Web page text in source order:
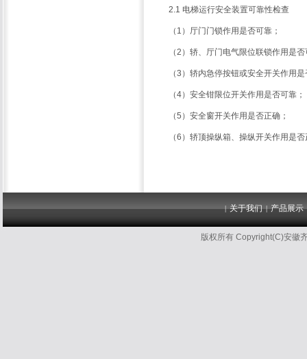
2.1 电梯运行安全装置可靠性检查
（1）厅门门锁作用是否可靠；
（2）轿、厅门电气限位联锁作用是
（3）轿内急停按钮或安全开关作用
（4）安全钳限位开关作用是否可靠；
（5）安全窗开关作用是否正确；
（6）轿顶操纵箱、操纵开关作用是
|关于我们 |产品展示
版权所有 Copyright(C)安